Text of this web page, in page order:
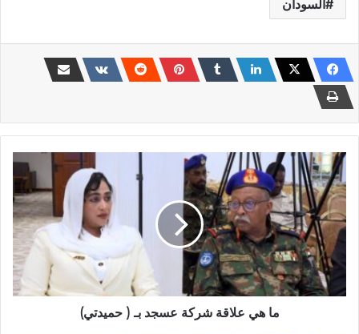
السودان
ما
هي
علاقة
شركة
عسجد
حميدتي)
ما هي علاقة شركة عسجد بـ ( حميدتي)